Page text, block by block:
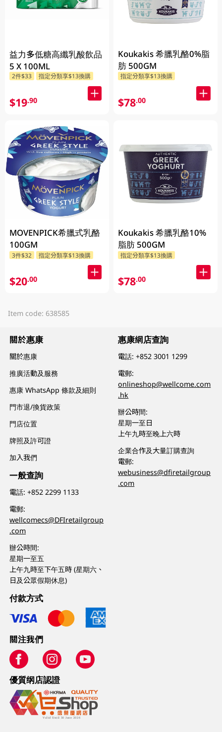
益力多低糖高纖乳酸飲品
5 X 100ML
2件$33 指定分類享$13換購
$19.90
MOVENPICK希臘式乳酪
100GM
3件$32 指定分類享$13換購
$20.00
Koukakis 希臘乳酪0%脂
肪 500GM
指定分類享$13換購
$78.00
Koukakis 希臘乳酪10%
脂肪 500GM
指定分類享$13換購
$78.00
Item code: 638585
關於惠康
關於惠康
推廣活動及服務
惠康 WhatsApp 條款及細則
門市退/換貨政策
門店位置
牌照及許可證
加入我們
一般查詢
電話:+852 2299 1133
電郵:
wellcomecs@DFIretailgroup
.com
辦公時間:
星期一至五
上午九時至下午五時 (星期六、
日及公眾假期休息)
惠康網店查詢
電話:+852 3001 1299
電郵:
onlineshop@wellcome.com
.hk
辦公時間:
星期一至日
上午九時至晚上六時
企業合作及大量訂購查詢
電郵:
webusiness@dfiretailgroup
.com
付款方式
關注我們
優質纲店認證